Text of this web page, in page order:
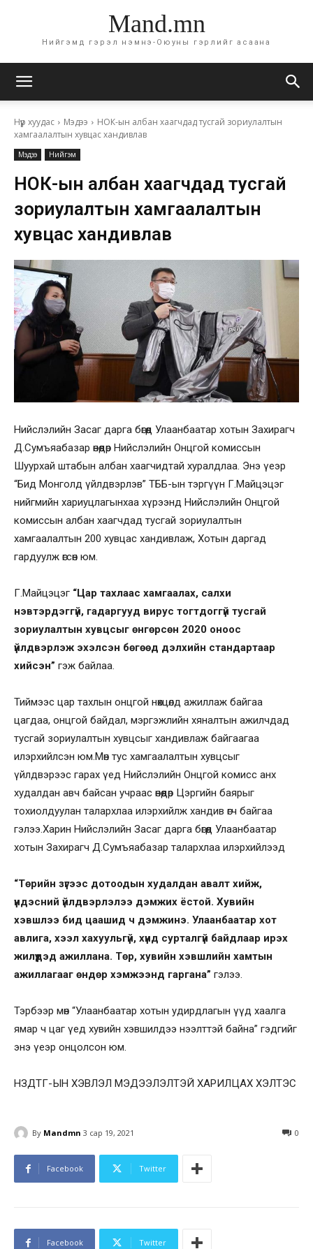
Mand.mn
Нийгэмд гэрэл нэмнэ-Оюуны гэрлийг асаана
Нүүр хуудас Мэдээ
НОК-ын албан хаагчдад тусгай зориулалтын
хамгаалалтын хувцас хандивлав
Мэдээ Нийгэм
НОК-ын албан хаагчдад тусгай
зориулалтын хамгаалалтын
хувцас хандивлав
Нийслэлийн Засаг дарга бөгөөд Улаанбаатар хотын Захирагч
Д.Сумъяабазар өнөөдөр Нийслэлийн Онцгой комиссын
Шуурхай штабын албан хаагчидтай хуралдлаа. Энэ үеэр
“Бид Монголд үйлдвэрлэв” ТББ-ын тэргүүн Г.Майцэцэг
нийгмийн хариуцлагынхаа хүрээнд Нийслэлийн Онцгой
комиссын албан хаагчдад тусгай зориулалтын
хамгаалалтын 200 хувцас хандивлаж, Хотын даргад
гардуулж өгсөн юм.
Г.Майцэцэг “Цар тахлаас хамгаалах, салхи
нэвтэрдэггүй, гадаргууд вирус тогтдоггүй тусгай
зориулалтын хувцсыг өнгөрсөн 2020 оноос
үйлдвэрлэж эхэлсэн бөгөөд дэлхийн стандартаар
хийсэн” гэж байлаа.
Тиймээс цар тахлын онцгой нөхцөлд ажиллаж байгаа
цагдаа, онцгой байдал, мэргэжлийн хяналтын ажилчдад
тусгай зориулалтын хувцсыг хандивлаж байгаагаа
илэрхийлсэн юм.Мөн тус хамгаалалтын хувцсыг
үйлдвэрээс гарах үед Нийслэлийн Онцгой комисс анх
худалдан авч байсан учраас өнөөдөр Цэргийн баярыг
тохиолдуулан талархлаа илэрхийлж хандив өгч байгаа
гэлээ.Харин Нийслэлийн Засаг дарга бөгөөд Улаанбаатар
хотын Захирагч Д.Сумъяабазар талархлаа илэрхийлээд
“Төрийн зүгээс дотоодын худалдан авалт хийж,
үндэсний үйлдвэрлэлээ дэмжих ёстой. Хувийн
хэвшлээ бид цаашид ч дэмжинэ. Улаанбаатар хот
авлига, хээл хахуульгүй, хүнд сурталгүй байдлаар ирэх
жилүүдэд ажиллана. Төр, хувийн хэвшлийн хамтын
ажиллагааг өндөр хэмжээнд гаргана” гэлээ.
Тэрбээр мөн “Улаанбаатар хотын удирдлагын үүд хаалга
ямар ч цаг үед хувийн хэвшилдээ нээлттэй байна” гэдгийг
энэ үеэр онцолсон юм.
НЗДТГ-ЫН ХЭВЛЭЛ МЭДЭЭЛЭЛТЭЙ ХАРИЛЦАХ ХЭЛТЭС
By Mandmn 3 сар 19, 2021 0
Facebook Twitter
Facebook Twitter